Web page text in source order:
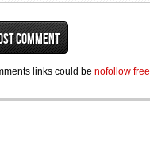
links could be nofollow free